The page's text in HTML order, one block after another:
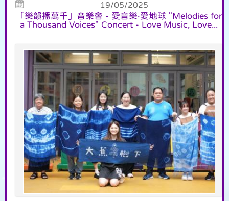
19/05/2025
「樂韻播萬千」音樂會 - 愛音樂‧愛地球 "Melodies for
a Thousand Voices" Concert - Love Music, Love...